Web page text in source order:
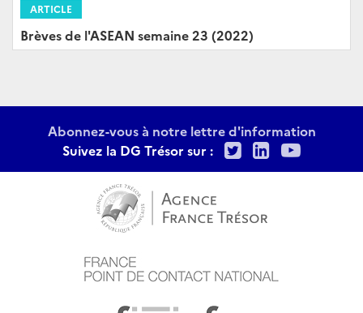
ARTICLE
Brèves de l'ASEAN semaine 23 (2022)
Abonnez-vous à notre lettre d'information
Suivez la DG Trésor sur :
TwitterLinkedIn